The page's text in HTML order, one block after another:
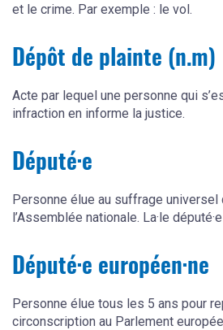
et le crime. Par exemple : le vol.
Dépôt de plainte (n.m)
Acte par lequel une personne qui
infraction en informe la justice.
Député·e
Personne élue au suffrage
l’Assemblée nationale. La·le
Député·e européen·ne
Personne élue tous les 5 ans pour
circonscription au Parlement